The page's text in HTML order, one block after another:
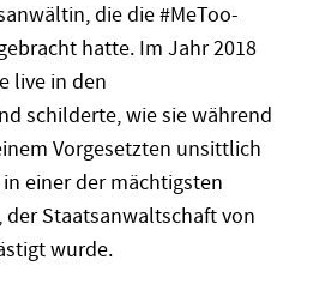
die die #MeToo-
hatte. Im Jahr 2018
live in den
schilderte, wie sie während
Vorgesetzten unsittlich
einer der mächtigsten
der Staatsanwaltschaft von
wurde.